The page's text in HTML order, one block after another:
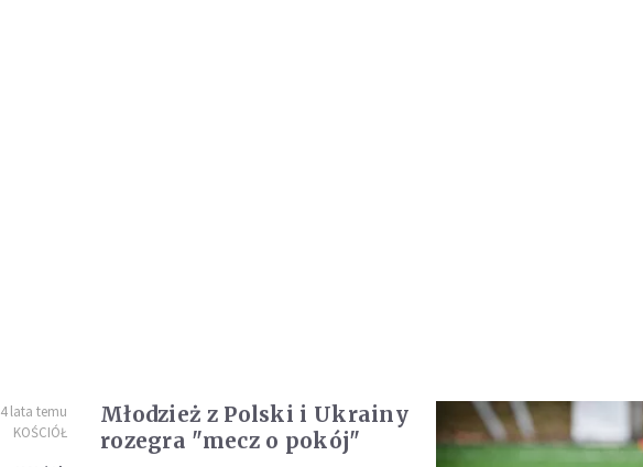
4 lata temu
KOŚCIÓŁ
Młodzież z Polski i Ukrainy
rozegra "mecz o pokój"